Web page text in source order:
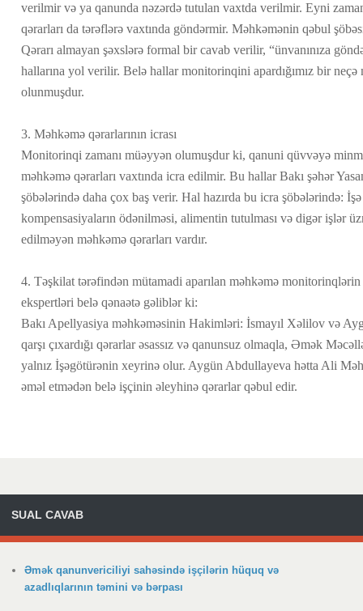
verilmir və ya qanunda nəzərdə tutulan vaxtda verilmir. Eyni
qərarları da tərəflərə vaxtında göndərmir. Məhkəmənin qəbul
Qərarı almayan şəxslərə formal bir cavab verilir, “ünvanınıza
hallarına yol verilir. Belə hallar monitorinqini apardığımız bir neçə
olunmuşdur.
3. Məhkəmə qərarlarının icrası
Monitorinqi zamanı müəyyən olumuşdur ki, qanuni qüvvəyə
məhkəmə qərarları vaxtında icra edilmir. Bu hallar Bakı şəhər
şöbələrində daha çox baş verir. Hal hazırda bu icra şöbələrində:
kompensasiyaların ödənilməsi, alimentin tutulması və digər işlər
edilməyən məhkəmə qərarları vardır.
4. Təşkilat tərəfindən mütamadi aparılan məhkəmə
ekspertləri belə qənaətə gəliblər ki:
Bakı Apellyasiya məhkəməsinin Hakimləri: İsmayıl Xəlilov və
qarşı çıxardığı qərarlar əsassız və qanunsuz olmaqla, Əmək
yalnız İşəgötürənin xeyrinə olur. Aygün Abdullayeva hətta Ali
əməl etmədən belə işçinin əleyhinə qərarlar qəbul edir.
SUAL CAVAB
Əmək qanunvericiliyi sahəsində işçilərin hüquq və
azadlıqlarının təmini və bərpası